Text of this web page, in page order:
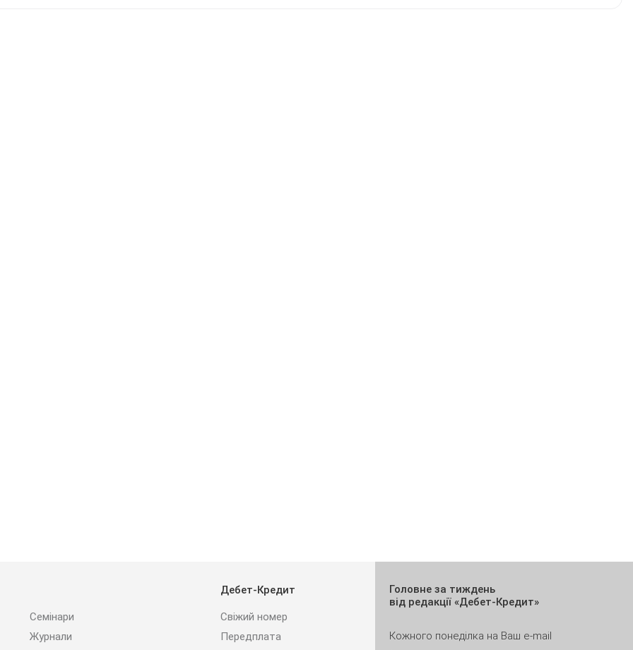
Семінари
Журнали
Дебет-Кредит
Свіжий номер
Передплата
Головне за тиждень
від редакції «Дебет-Кредит»
Кожного понеділка на Ваш e-mail